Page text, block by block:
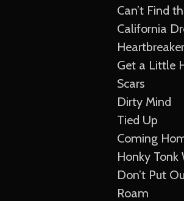
Can’t Find
California
Heartbreaker
Get a Little
Scars
Dirty Mind
Tied Up
Coming
Honky Tonk
Don’t Put
Roam